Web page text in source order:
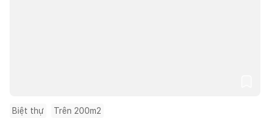
Biệt thự Trên 200m2